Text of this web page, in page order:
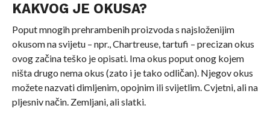
KAKVOG JE OKUSA?
Poput mnogih prehrambenih proizvoda s najsloženijim
okusom na svijetu – npr., Chartreuse, tartufi – precizan okus
ovog začina teško je opisati. Ima okus poput onog kojem
ništa drugo nema okus (zato i je tako odličan). Njegov okus
možete nazvati dimljenim, opojnim ili svijetlim. Cvjetni, ali na
pljesniv način. Zemljani, ali slatki.